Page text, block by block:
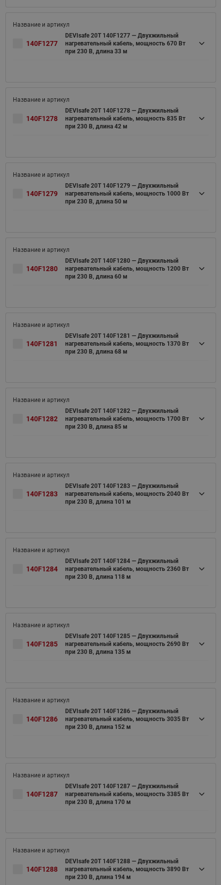
140F1277
DEVIsafe 20T 140F1277 — Двухжильный
нагревательный кабель, мощность 670 Вт
при 230 В, длина 33 м
140F1278
DEVIsafe 20T 140F1278 — Двухжильный
нагревательный кабель, мощность 835 Вт
при 230 В, длина 42 м
140F1279
DEVIsafe 20T 140F1279 — Двухжильный
нагревательный кабель, мощность 1000 Вт
при 230 В, длина 50 м
140F1280
DEVIsafe 20T 140F1280 — Двухжильный
нагревательный кабель, мощность 1200 Вт
при 230 В, длина 60 м
140F1281
DEVIsafe 20T 140F1281 — Двухжильный
нагревательный кабель, мощность 1370 Вт
при 230 В, длина 68 м
140F1282
DEVIsafe 20T 140F1282 — Двухжильный
нагревательный кабель, мощность 1700 Вт
при 230 В, длина 85 м
140F1283
DEVIsafe 20T 140F1283 — Двухжильный
нагревательный кабель, мощность 2040 Вт
при 230 В, длина 101 м
140F1284
DEVIsafe 20T 140F1284 — Двухжильный
нагревательный кабель, мощность 2360 Вт
при 230 В, длина 118 м
140F1285
DEVIsafe 20T 140F1285 — Двухжильный
нагревательный кабель, мощность 2690 Вт
при 230 В, длина 135 м
140F1286
DEVIsafe 20T 140F1286 — Двухжильный
нагревательный кабель, мощность 3035 Вт
при 230 В, длина 152 м
140F1287
DEVIsafe 20T 140F1287 — Двухжильный
нагревательный кабель, мощность 3385 Вт
при 230 В, длина 170 м
140F1288
DEVIsafe 20T 140F1288 — Двухжильный
нагревательный кабель, мощность 3890 Вт
при 230 В, длина 194 м